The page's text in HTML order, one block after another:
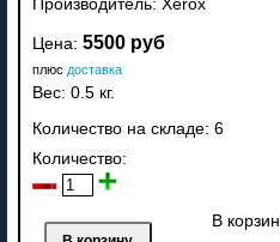
Производитель: Xerox
Цена: 5500 руб
плюс доставка
Вес: 0.5 кг.
Количество на складе: 6
Количество:
В